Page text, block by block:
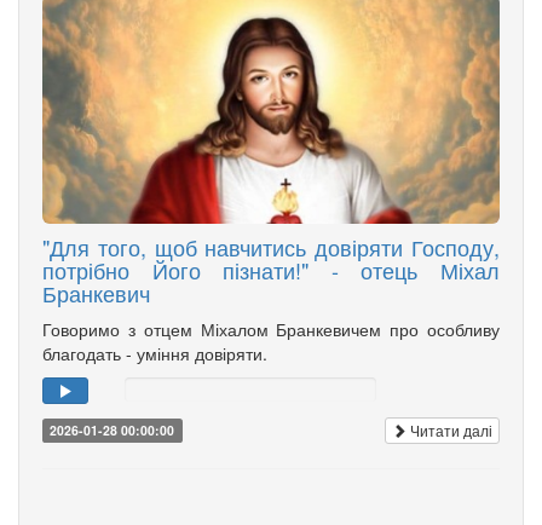
"Для того, щоб навчитись довіряти Господу,
потрібно Його пізнати!" - отець Міхал
Бранкевич
Говоримо з отцем Міхалом Бранкевичем про особливу
благодать - уміння довіряти.
2026-01-28 00:00:00 Читати далі